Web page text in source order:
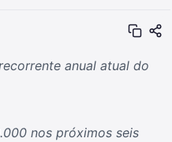
anual atual do
nos próximos seis